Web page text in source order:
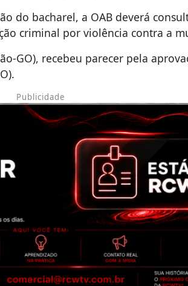
do bacharel, a OAB deverá
criminal por violência contra a
GO), recebeu parecer pela
Publicidade